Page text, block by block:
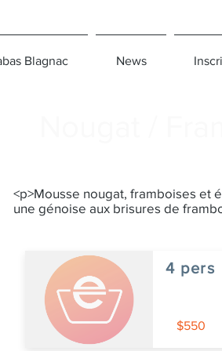
Blagnac News
<p>Mousse nougat, framboises et
une génoise aux brisures de
4 pers
$550